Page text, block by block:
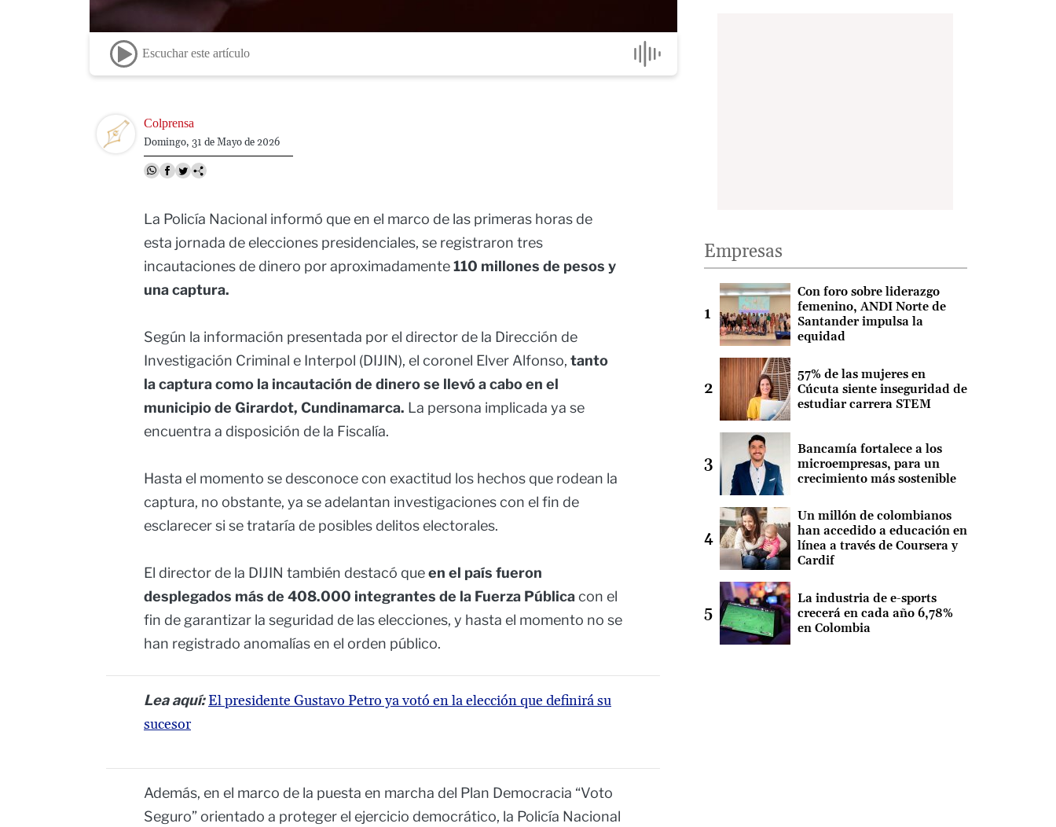
Escuchar este artículo
Image Colprensa
Domingo, 31 de Mayo de 2026
La Policía Nacional informó que en el marco de las primeras horas de
esta jornada de elecciones presidenciales, se registraron tres
incautaciones de dinero por aproximadamente110 millones de pesos y
una captura.
Según la información presentada por el director de la Dirección de
Investigación Criminal e Interpol (DIJIN), el coronel Elver Alfonso, tanto
la captura como la incautación de dinero se llevó a cabo en el
municipio de Girardot, Cundinamarca. La persona implicada ya se
encuentra a disposición de la Fiscalía.
Hasta el momento se desconoce con exactitud los hechos que rodean la
captura, no obstante, ya se adelantan investigaciones con el fin de
esclarecer si se trataría de posibles delitos electorales.
El director de la DIJIN también destacó queen el país fueron
desplegados más de 408.000 integrantes de la Fuerza Públicacon el
fin de garantizar la seguridad de las elecciones, y hasta el momento no se
han registrado anomalías en el orden público.
Lea aquí:El presidente Gustavo Petro ya votó en la elección que definirá su
sucesor
Además, en el marco de la puesta en marcha del Plan Democracia “Voto
Seguro” orientado a proteger el ejercicio democrático, la Policía Nacional
Empresas
Con foro sobre liderazgo
femenino, ANDI Norte de
Santander impulsa la
equidad
57% de las mujeres en
Cúcuta siente inseguridad de
estudiar carrera STEM
Bancamía fortalece a los
microempresas, para un
crecimiento más sostenible
Un millón de colombianos
han accedido a educación en
línea a través de Coursera y
Cardif
La industria de e-sports
crecerá en cada año 6,78%
en Colombia